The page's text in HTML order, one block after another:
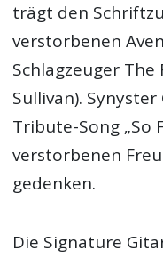
trägt den
verstorbenen
Schlagzeuger The
Sullivan).
Tribute-Song „So
verstorbenen
gedenken.
Die Signature